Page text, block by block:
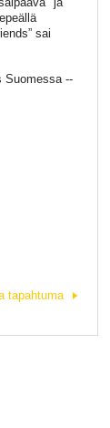
sai
Suomessa --
tapahtuma